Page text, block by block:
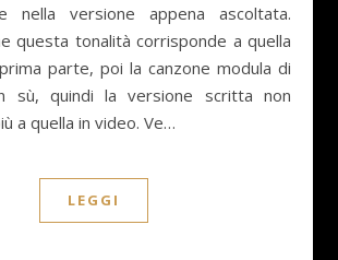
nella versione appena ascoltata.
questa tonalità corrisponde a quella
parte, poi la canzone modula di
sù, quindi la versione scritta non
a quella in video. Ve…
LEGGI